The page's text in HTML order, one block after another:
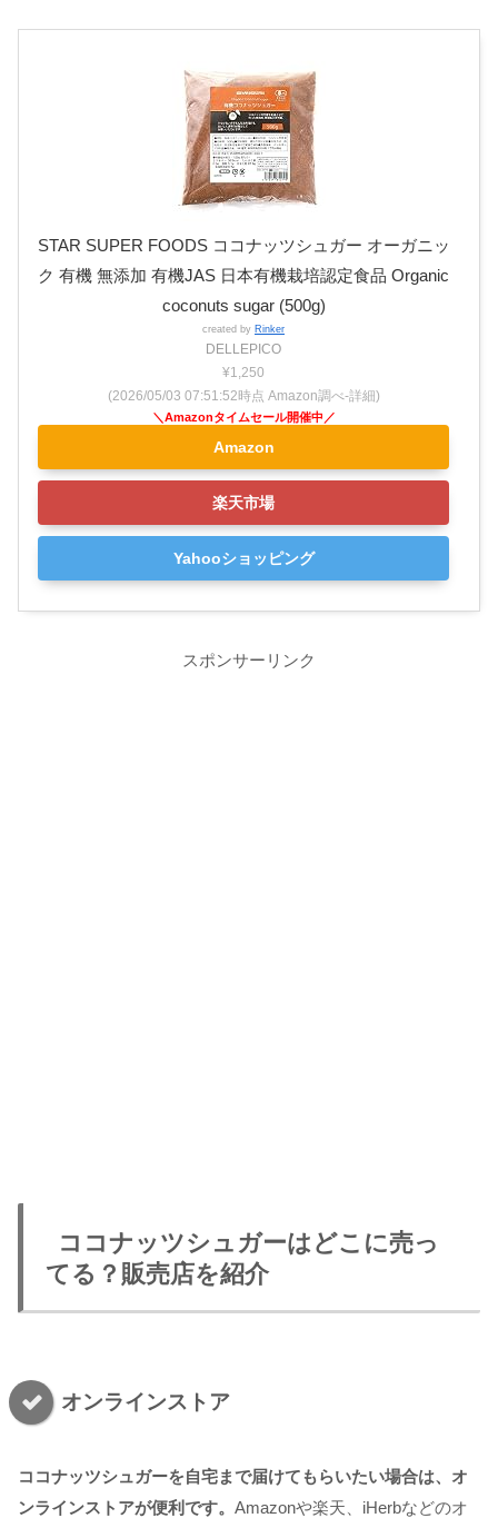
STAR SUPER FOODS ココナッツシュガー オーガニッ
ク 有機 無添加 有機JAS 日本有機栽培認定食品 Organic
coconuts sugar (500g)
created by Rinker
DELLEPICO
¥1,250
(2026/05/03 07:51:52時点 Amazon調べ-詳細)
Amazon
楽天市場
Yahooショッピング
スポンサーリンク
ココナッツシュガーはどこに売っ
てる？販売店を紹介
オンラインストア
ココナッツシュガーを自宅まで届けてもらいたい場合は、オ
ンラインストアが便利です。 Amazonや楽天、iHerbなどのオ